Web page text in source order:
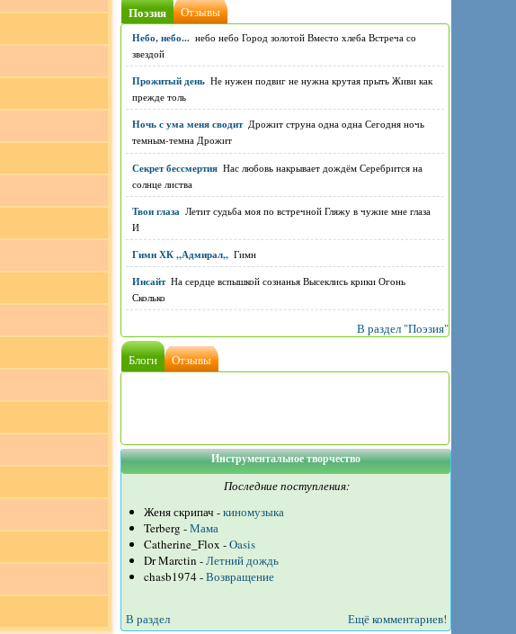
Поэзия Отзывы
Небо, небо... небо небо Город золотой Вместо хлеба Встреча со
звездой
Прожитый день Не нужен подвиг не нужна крутая прыть Живи как
прежде толь
Ночь с ума меня сводит Дрожит струна одна одна Сегодня ночь
темным-темна Дрожит
Секрет бессмертия Нас любовь накрывает дождём Серебрится на
солнце листва
Твои глаза Летит судьба моя по встречной Гляжу в чужие мне глаза
И
Гимн ХК ,,Адмирал,, Гимн
Инсайт На сердце вспышкой сознанья Высеклись крики Огонь
Сколько
В раздел "Поэзия"
Блоги
Отзывы
Инструментальное творчество
Последние поступления:
Женя скрипач -киномузыка
Terberg -Мама
Catherine_Flox -Oasis
Dr Marctin -Летний дождь
chasb1974 -Возвращение
В раздел Ещё комментариев!